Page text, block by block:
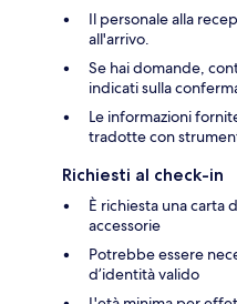
Il personale alla
all'arrivo.
Se hai domande,
indicati sulla
Le informazioni
tradotte con
Richiesti al check-in
È richiesta una carta
accessorie
Potrebbe essere
d’identità valido